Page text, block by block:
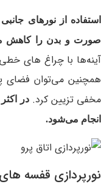
صورت و بدن را کاهش
آینه‌ها با چراغ های
همچنین می‌توان فضای
مخفی تزیین کرد.در
انجام می‌شود.
نورپردازی قفسه